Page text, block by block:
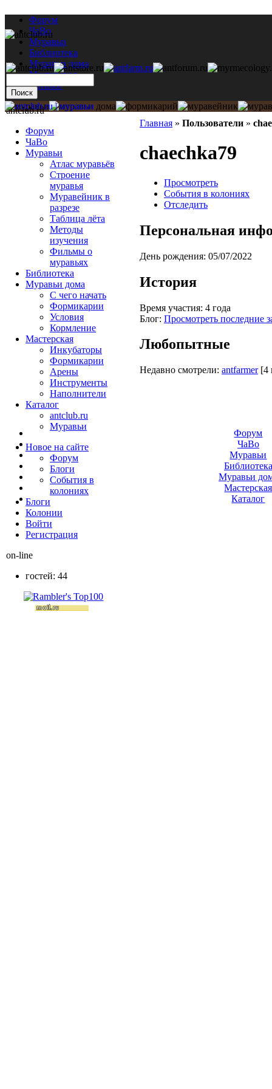
Форум
ЧаВо
Муравьи
Библиотека
Муравьи дома
Мастерская
Каталог
Главная » Пользователи »
chaechka79
Просмотреть
События в колониях
Отследить
Персональная
День рождения: 05/07/2022
История
Время участия: 4 года
Блог: Просмотреть последние
Любопытные
Недавно смотрели: antfarmer [4
antclub.ru
Форум
ЧаВо
Муравьи
Атлас муравьёв
Строение
муравья
Муравейник в
разрезе
Таблица лёта
Методы
изучения
Фильмы о
муравьях
Библиотека
Муравьи дома
С чего начать
Формикарии
Условия
Кормление
Мастерская
Инкубаторы
Формикарии
Арены
Инструменты
Наполнители
Каталог
antclub.ru
Муравьи
Новое на сайте
Форум
Блоги
События в
колониях
Блоги
Колонии
Войти
Peгиcтpaция
on-line
гостей: 44
Форум
ЧаВо
Муравьи
Библиотека
Муравьи
Мастерская
Каталог